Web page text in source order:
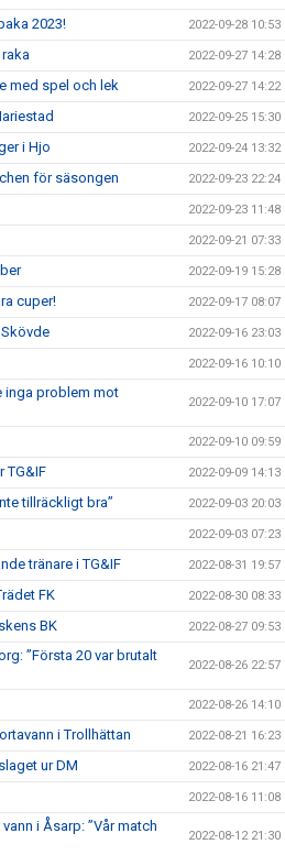
2023! 2022-09-28 10:53
2022-09-27 14:28
med spel och lek 2022-09-27 14:22
2022-09-25 15:30
i Hjo 2022-09-24 13:32
för säsongen 2022-09-23 22:24
2022-09-23 11:48
2022-09-21 07:33
2022-09-19 15:28
cuper! 2022-09-17 08:07
2022-09-16 23:03
2022-09-16 10:10
inga problem mot
2022-09-10 17:07
2022-09-10 09:59
TG&IF 2022-09-09 14:13
tillräckligt bra” 2022-09-03 20:03
2022-09-03 07:23
tränare i TG&IF 2022-08-31 19:57
FK 2022-08-30 08:33
BK 2022-08-27 09:53
”Första 20 var brutalt
2022-08-26 22:57
2022-08-26 14:10
i Trollhättan 2022-08-21 16:23
ur DM 2022-08-16 21:47
2022-08-16 11:08
i Åsarp: ”Vår match
2022-08-12 21:30